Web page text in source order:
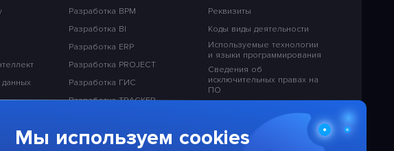
Разработка BPM
Разработка BI
Разработка ERP
Разработка PROJECT
Разработка ГИС
Разработка TRACKER
Разработка CMS
Реквизиты
Коды виды деятельности
Используемые технологии
и языки программирования
Сведения об
исключительных правах на
ПО
отношении решений НПЦ
Тарифы на услуги компании
Мы используем cookies